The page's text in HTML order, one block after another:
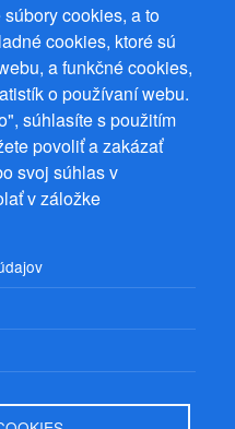
cookies, a to
cookies, ktoré sú
a funkčné cookies,
o používaní webu.
súhlasíte s použitím
povoliť a zakázať
svoj súhlas v
v záložke
MBA, Ostrov 256, 561
DIČ CZ9161263958
s.r.o.